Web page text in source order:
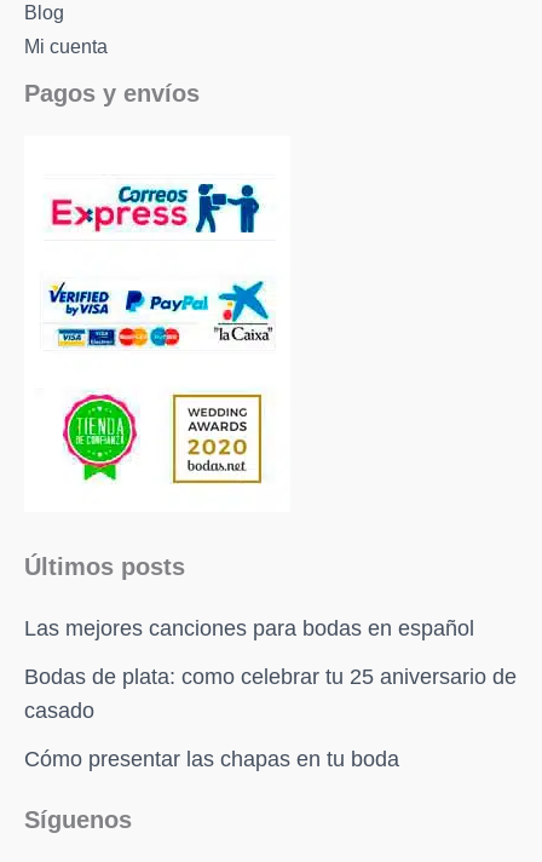
Blog
Mi cuenta
Pagos y envíos
Últimos posts
Las mejores canciones para bodas en español
Bodas de plata: como celebrar tu 25 aniversario de
casado
Cómo presentar las chapas en tu boda
Síguenos